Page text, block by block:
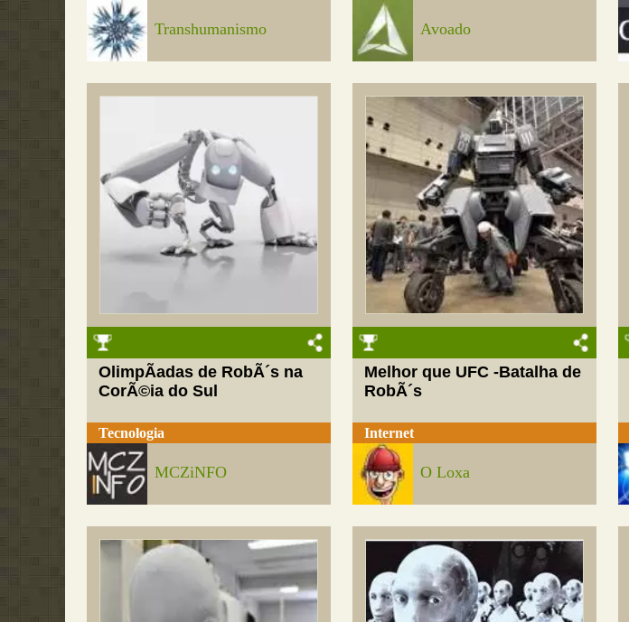
Transhumanismo Avoado
OlimpÃ­adas de RobÃ´s na
CorÃ©ia do Sul
Tecnologia
MCZiNFO
Melhor que UFC -Batalha de
RobÃ´s
Internet
O Loxa